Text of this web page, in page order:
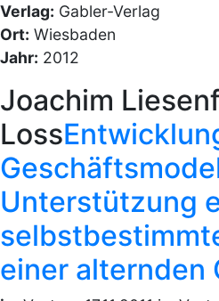
Verlag: Gabler-Verlag
Ort: Wiesbaden
Jahr: 2012
Joachim
Loss
Unterstützung
einer alternden